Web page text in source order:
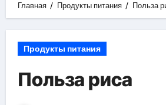
Главная Продукты питания Польза
Продукты питания
Польза риса